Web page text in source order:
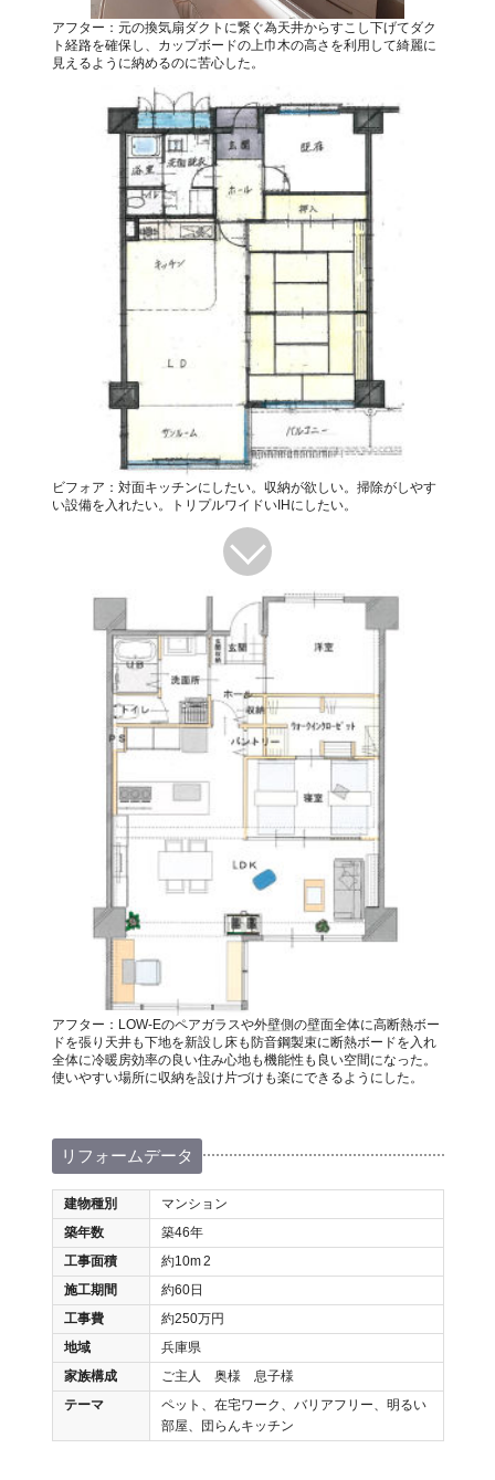
アフター：元の換気扇ダクトに繋ぐ為天井からすこし下げてダク
ト経路を確保し、カップボードの上巾木の高さを利用して綺麗に
見えるように納めるのに苦心した。
ビフォア：対面キッチンにしたい。収納が欲しい。掃除がしやす
い設備を入れたい。トリプルワイドいIHにしたい。
アフター：LOW-Eのペアガラスや外壁側の壁面全体に高断熱ボー
ドを張り天井も下地を新設し床も防音鋼製束に断熱ボードを入れ
全体に冷暖房効率の良い住み心地も機能性も良い空間になった。
使いやすい場所に収納を設け片づけも楽にできるようにした。
リフォームデータ
建物種別
マンション
築年数
築46年
工事面積
約10m2
施工期間
約60日
工事費
約250万円
地域
兵庫県
家族構成
ご主人 奥様 息子様
テーマ
ペット、在宅ワーク、バリアフリー、明るい
部屋、団らんキッチン